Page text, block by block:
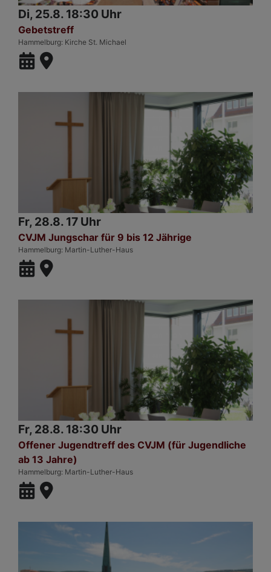
Di, 25.8. 18:30 Uhr
Gebetstreff
Hammelburg Kirche St. Michael
Fr, 28.8. 17 Uhr
CVJM Jungschar für 9 bis 12 Jährige
Hammelburg Martin-Luther-Haus
Fr, 28.8. 18:30 Uhr
Offener Jugendtreff des CVJM (für Jugendliche
ab 13 Jahre)
Hammelburg Martin-Luther-Haus